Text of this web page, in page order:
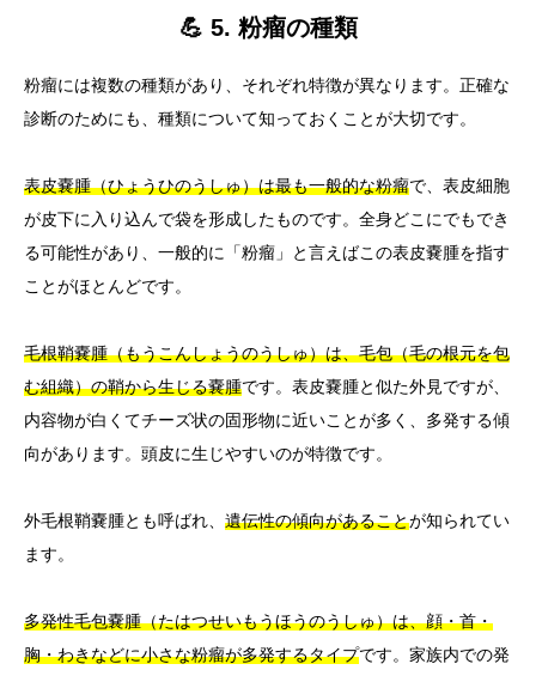
💪 5. 粉瘤の種類
粉瘤には複数の種類があり、それぞれ特徴が異なります。正確な
診断のためにも、種類について知っておくことが大切です。
表皮嚢腫（ひょうひのうしゅ）は最も一般的な粉瘤で、表皮細胞
が皮下に入り込んで袋を形成したものです。全身どこにでもでき
る可能性があり、一般的に「粉瘤」と言えばこの表皮嚢腫を指す
ことがほとんどです。
毛根鞘嚢腫（もうこんしょうのうしゅ）は、毛包（毛の根元を包
む組織）の鞘から生じる嚢腫です。表皮嚢腫と似た外見ですが、
内容物が白くてチーズ状の固形物に近いことが多く、多発する傾
向があります。頭皮に生じやすいのが特徴です。
外毛根鞘嚢腫とも呼ばれ、 遺伝性の傾向があることが知られてい
ます。
多発性毛包嚢腫（たはつせいもうほうのうしゅ）は、顔・首・
胸・わきなどに小さな粉瘤が多発するタイプです。家族内での発